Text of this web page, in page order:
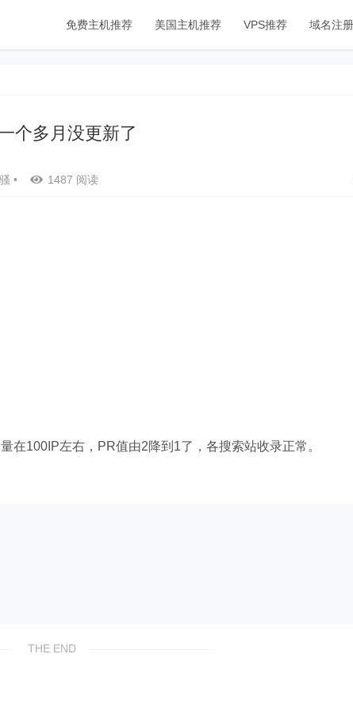
免费主机推荐 美国主机推荐 VPS推荐 域名注册
个多月没更新了
• 1487 阅读
在100IP左右，PR值由2降到1了，各搜索站收录正常。
THE END